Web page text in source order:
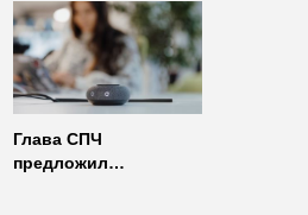
Глава СПЧ
предложил